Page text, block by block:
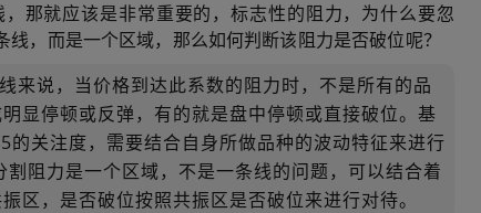
那就应该是非常重要的，标志性的阻力，为什么要忽
，而是一个区域，那么如何判断该阻力是否破位呢？
来说，当价格到达此系数的阻力时，不是所有的品
显停顿或反弹，有的就是盘中停顿或直接破位。基
的关注度，需要结合自身所做品种的波动特征来进行
阻力是一个区域，不是一条线的问题，可以结合着
区，是否破位按照共振区是否破位来进行对待。